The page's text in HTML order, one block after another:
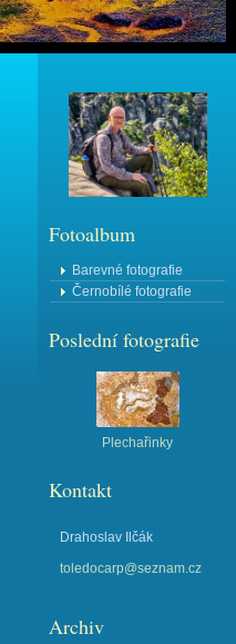
Fotoalbum
Barevné fotografie
Černobílé fotografie
Poslední fotografie
Plechařinky
Kontakt
Drahoslav Ilčák
toledocarp@seznam.cz
Archiv